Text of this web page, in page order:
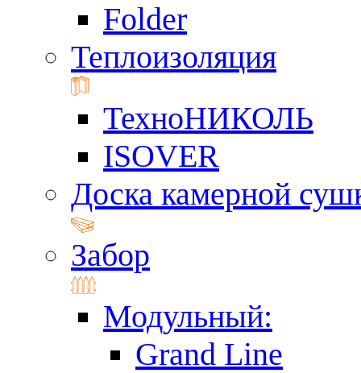
Folder
Теплоизоляция
ТехноНИКОЛЬ
ISOVER
Доска камерной
Забор
Модульный:
Grand Line